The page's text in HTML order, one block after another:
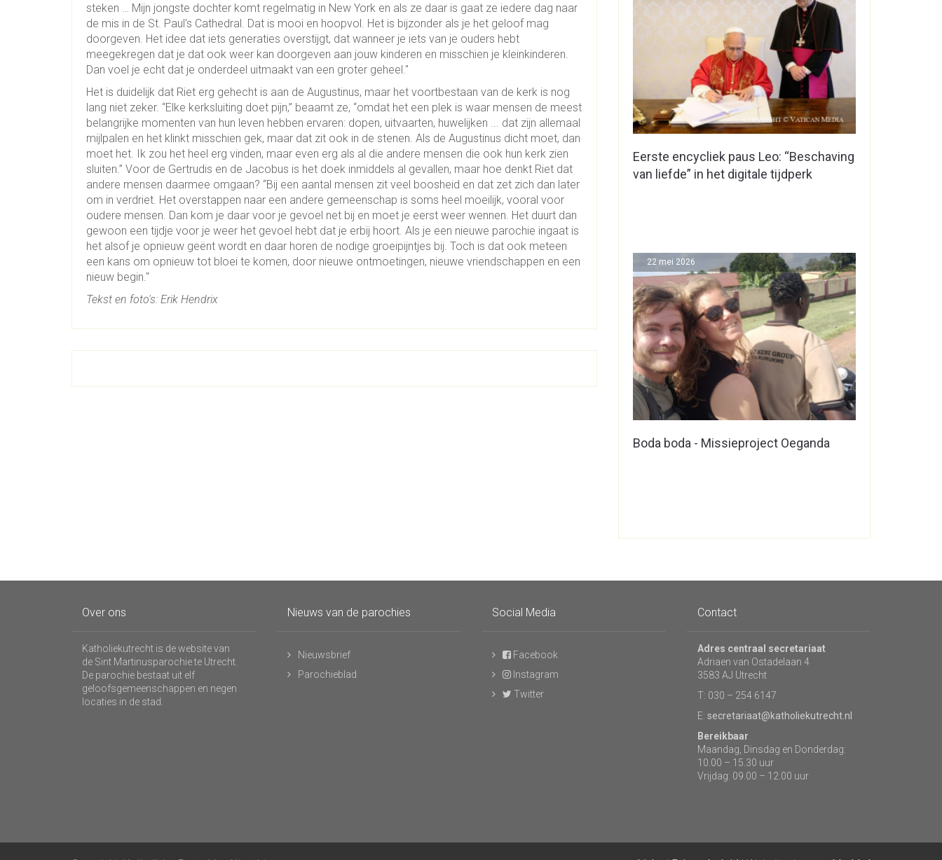
steken … Mijn jongste dochter komt regelmatig in New York en als ze daar is gaat ze iedere dag naar
de mis in de St. Paul's Cathedral. Dat is mooi en hoopvol. Het is bijzonder als je het geloof mag
doorgeven. Het idee dat iets generaties overstijgt, dat wanneer je iets van je ouders hebt
meegekregen dat je dat ook weer kan doorgeven aan jouw kinderen en misschien je kleinkinderen.
Dan voel je echt dat je onderdeel uitmaakt van een groter geheel."
Het is duidelijk dat Riet erg gehecht is aan de Augustinus, maar het voortbestaan van de kerk is nog
lang niet zeker. “Elke kerksluiting doet pijn,” beaamt ze, “omdat het een plek is waar mensen de meest
belangrijke momenten van hun leven hebben ervaren: dopen, uitvaarten, huwelijken ... dat zijn allemaal
mijlpalen en het klinkt misschien gek, maar dat zit ook in de stenen. Als de Augustinus dicht moet, dan
moet het. Ik zou het heel erg vinden, maar even erg als al die andere mensen die ook hun kerk zien
sluiten.” Voor de Gertrudis en de Jacobus is het doek inmiddels al gevallen, maar hoe denkt Riet dat
andere mensen daarmee omgaan? “Bij een aantal mensen zit veel boosheid en dat zet zich dan later
om in verdriet. Het overstappen naar een andere gemeenschap is soms heel moeilijk, vooral voor
oudere mensen. Dan kom je daar voor je gevoel net bij en moet je eerst weer wennen. Het duurt dan
gewoon een tijdje voor je weer het gevoel hebt dat je erbij hoort. Als je een nieuwe parochie ingaat is
het alsof je opnieuw geënt wordt en daar horen de nodige groeipijntjes bij. Toch is dat ook meteen
een kans om opnieuw tot bloei te komen, door nieuwe ontmoetingen, nieuwe vriendschappen en een
nieuw begin."
Tekst en foto's: Erik Hendrix
Eerste encycliek paus Leo: “Beschaving
van liefde” in het digitale tijdperk
Boda boda - Missieproject Oeganda
22 mei 2026
Over ons
Katholiekutrecht is de website van
de Sint Martinusparochie te Utrecht.
De parochie bestaat uit elf
geloofsgemeenschappen en negen
locaties in de stad.
Nieuws van de parochies
Nieuwsbrief
Parochieblad
Social Media
Facebook
Instagram
Twitter
Contact
Adres centraal secretariaat
Adriaen van Ostadelaan 4
3583 AJ Utrecht
T: 030 – 254 6147
E: secretariaat@katholiekutrecht.nl
Bereikbaar
Maandag, Dinsdag en Donderdag:
10.00 – 15.30 uur
Vrijdag: 09.00 – 12.00 uur